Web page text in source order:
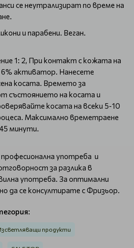
се неутрализират по време на
и парабени. Веган.
1: 2, При контакт с кожата на
6% активатор. Нанесете
косата. Времето за
състоянието на косата и
косата на всеки 5-10
Максимално времетраене
минути.
професионална употреба и
за разлика в
употреба. За оптимални
да се консултирате с Фризьор.
продукти